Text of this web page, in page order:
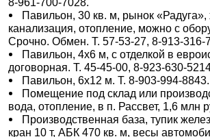
Павильон, 30 кв. м, рынок «Радуга»,
канализация, отопление, можно с
Срочно. Обмен. Т. 57-53-27, 8-913-316-
Павильон, 4х6 м, с отделкой в
договорная. Т. 45-45-00, 8-923-630-
Павильон, 6х12 м. Т. 8-903-994-8843.
Помещение под склад или
вода, отопление, в п. Рассвет, 1,6 млн
Производственная база, тупик
кран 10 т, АБК 470 кв. м, весы